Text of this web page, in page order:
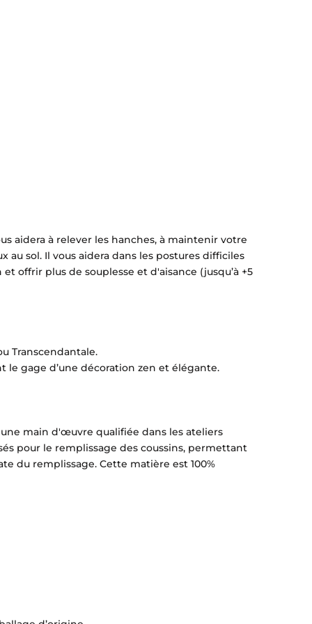
aidera à relever les hanches, à maintenir votre
sol. Il vous aidera dans les postures difficiles
offrir plus de souplesse et d'aisance (jusqu’à +5
Transcendantale.
le gage d’une décoration zen et élégante.
main d'œuvre qualifiée dans les ateliers
pour le remplissage des coussins, permettant
du remplissage. Cette matière est 100%